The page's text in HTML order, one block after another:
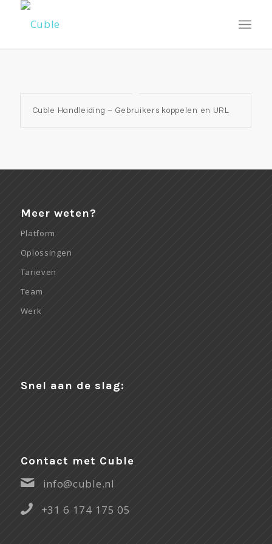
Cuble Handleiding – Gebruikers koppelen en URL
Meer weten?
Platform
Oplossingen
Tarieven
Team
Werk
Snel aan de slag:
Contact met Cuble
info@cuble.nl
+31 6 174 175 05